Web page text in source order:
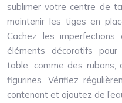
sublimer votre centre de
maintenir les tiges en
Cachez les
éléments décoratifs
table, comme des rubans,
figurines. Vérifiez
contenant et ajoutez de